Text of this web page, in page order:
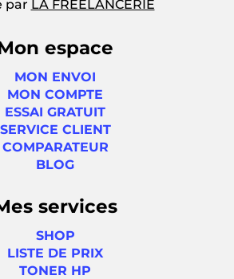
par LA FREELANCERIE
espace
MON ENVOI
MON COMPTE
ESSAI GRATUIT
SERVICE CLIENT
COMPARATEUR
BLOG
services
SHOP
LISTE DE PRIX
TONER HP